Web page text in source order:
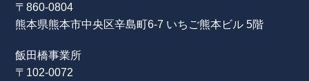
〒860-0804
熊本県熊本市中央区辛島町6-7 いちご熊本ビル 5階
飯田橋事業所
〒102-0072